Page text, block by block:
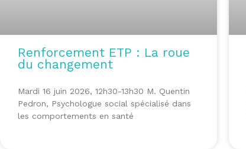
Renforcement ETP : La roue
du changement
Mardi 16 juin 2026, 12h30-13h30 M. Quentin
Pedron, Psychologue social spécialisé dans
les comportements en santé